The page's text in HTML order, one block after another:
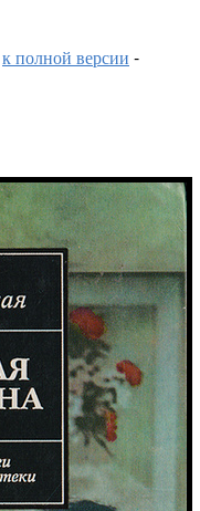
к полной версии -